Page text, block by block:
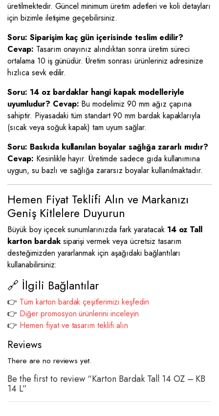
üretilmektedir. Güncel minimum üretim adetleri ve koli detayları
için bizimle iletişime geçebilirsiniz.
Soru: Siparişim kaç gün içerisinde teslim edilir?
Cevap: Tasarım onayınız alındıktan sonra üretim süreci
ortalama 10 iş günüdür. Üretim sonrası ürünleriniz adresinize
hızlıca sevk edilir.
Soru: 14 oz bardaklar hangi kapak modelleriyle
uyumludur? Cevap: Bu modelimiz 90 mm ağız çapına
sahiptir. Piyasadaki tüm standart 90 mm bardak kapaklarıyla
(sıcak veya soğuk kapak) tam uyum sağlar.
Soru: Baskıda kullanılan boyalar sağlığa zararlı mıdır?
Cevap: Kesinlikle hayır. Üretimde sadece gıda kullanımına
uygun, su bazlı ve sağlığa zararsız boyalar kullanılmaktadır.
Hemen Fiyat Teklifi Alın ve Markanızı
Geniş Kitlelere Duyurun
Büyük boy içecek sunumlarınızda fark yaratacak 14 oz Tall
karton bardaksiparişi vermek veya ücretsiz tasarım
desteğimizden yararlanmak için aşağıdaki bağlantıları
kullanabilirsiniz:
🔗 İlgili Bağlantılar
👉 Tüm karton bardak çeşitlerimizi keşfedin
👉 Diğer promosyon ürünlerini inceleyin
👉 Hemen fiyat ve tasarım teklifi alın
Reviews
There are no reviews yet.
Be the first to review “Karton Bardak Tall 14 OZ – KB
14 L”